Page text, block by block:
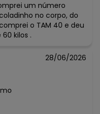
um número
no corpo, do
o TAM 40 e deu
kilos .
28/06/2026